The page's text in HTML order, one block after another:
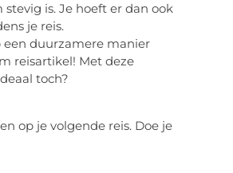
is. Je hoeft er dan ook
je reis.
een duurzamere manier
reisartikel! Met deze
toch?
op je volgende reis. Doe je